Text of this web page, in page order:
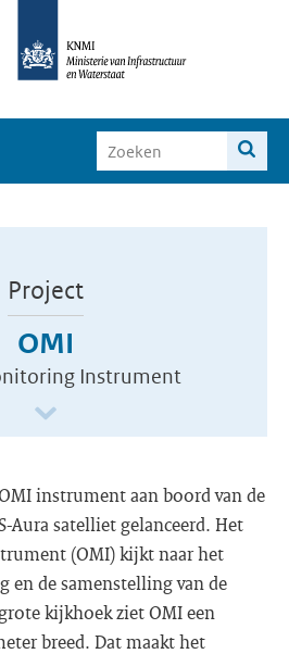
Project
OMI
Instrument
instrument aan boord van de
Aura satelliet gelanceerd. Het
(OMI) kijkt naar het
en de samenstelling van de
kijkhoek ziet OMI een
breed. Dat maakt het